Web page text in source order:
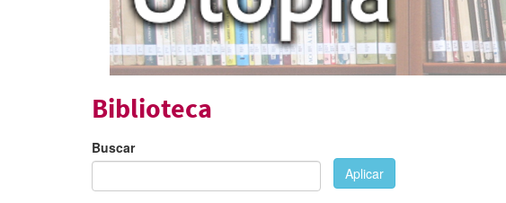
Biblioteca
Buscar
Aplicar